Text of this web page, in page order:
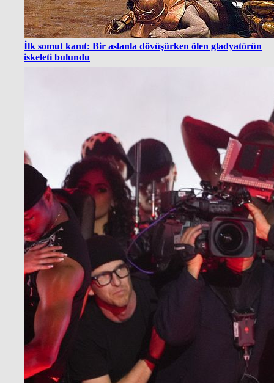
İlk somut kanıt: Bir aslanla dövüşürken ölen gladyatörün
iskeleti bulundu